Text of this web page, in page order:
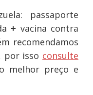
passaporte
+ vacina contra
recomendamos
por isso consulte
melhor preço e